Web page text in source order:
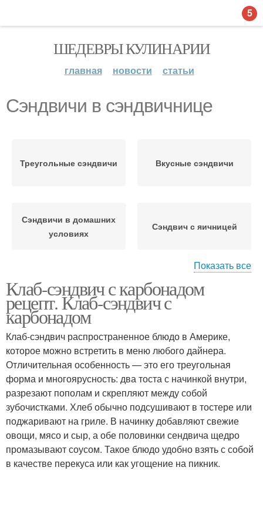
ШЕДЕВРЫ КУЛИНАРИИ
главная новости статьи
Сэндвичи в сэндвичнице
Треугольные сэндвичи Вкусные сэндвичи
Сэндвичи в домашних
условиях
Сэндвич с яичницей
Сэндвич с тунцом Сэндвич с красной
Сэндвич с курицей Сэндвич с бананами
Холодные сэндвичи
Показать все
Клаб-сэндвич с карбонадом
рецепт. Клаб-сэндвич с
карбонадом
Клаб-сэндвич распространенное блюдо в Америке,
которое можно встретить в меню любого дайнера.
Отличительная особенность — это его треугольная
форма и многоярусность: два тоста с начинкой внутри,
разрезают пополам и скрепляют между собой
зубочистками. Хлеб обычно подсушивают в тостере или
поджаривают на гриле. В начинку добавляют свежие
овощи, мясо и сыр, а обе половинки сендвича щедро
промазывают соусом. Такое блюдо удобно взять с собой
в качестве перекуса или как угощение на пикник.
5